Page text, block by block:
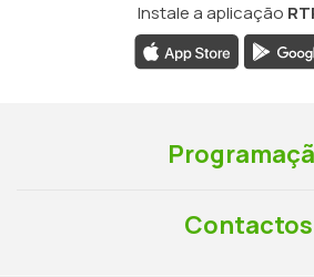
Instale a aplicação
Contactos